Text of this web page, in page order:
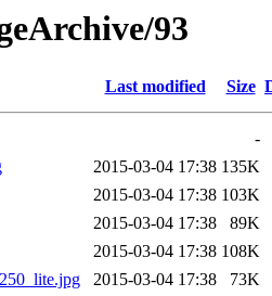
93
Last modified Size
-
2015-03-04 17:38 135K
2015-03-04 17:38 103K
2015-03-04 17:38
89K
2015-03-04 17:38 108K
2015-03-04 17:38
73K